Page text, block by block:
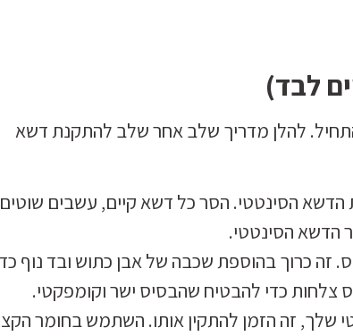
לבד)
להלן מדריך שלב אחר שלב להתקנת דשא
הסינטטי. הסר כל דשא קיים, עשבים
הדשא הסינטטי.
זה כרוך בהוספת שכבה של אבן כתוש ובד נוף
כדי להבטיח שהבסיס ישר וקומפקטי.
שלך, זה הזמן להתקין אותו. השתמש בחומר